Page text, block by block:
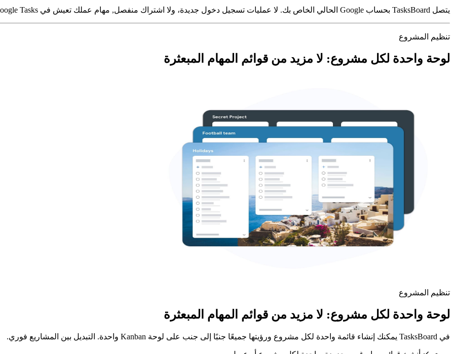
يتصل TasksBoard بحساب Google الحالي الخاص بك. لا عمليات تسجيل دخول جديدة، ولا اشتراك منفصل, مهام عملك تعيش في Google Tasks حيث تنتمي.
تنظيم المشروع
لوحة واحدة لكل مشروع: لا مزيد من قوائم المهام المبعثرة
تنظيم المشروع
لوحة واحدة لكل مشروع: لا مزيد من قوائم المهام المبعثرة
في TasksBoard يمكنك إنشاء قائمة واحدة لكل مشروع ورؤيتها جميعًا جنبًا إلى جنب على لوحة Kanban واحدة. التبديل بين المشاريع فوري.